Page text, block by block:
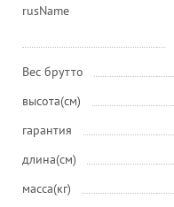
rusName
Вес брутто
высота(см)
гарантия
длина(см)
масса(кг)